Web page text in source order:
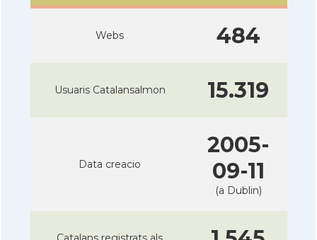
Webs 484
Usuaris Catalansalmon 15.319
Data creacio
2005-
09-11
(a Dublin)